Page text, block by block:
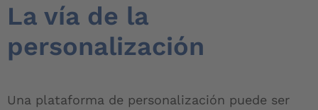
La vía de la
personalización
Una plataforma de personalización puede ser